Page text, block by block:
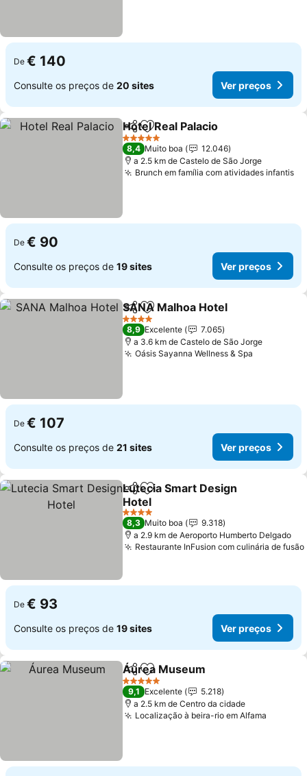
De € 140
Consulte os preços de 20 sites Ver preços
PartilharAdicionar aos favoritos
Hotel Real Palacio
5 Estrelas
8,4 Muito boa
12.046
a 2.5 km de Castelo de São Jorge
Brunch em família com atividades infantis
De € 90
Consulte os preços de 19 sites Ver preços
PartilharAdicionar aos favoritos
SANA Malhoa Hotel
4 Estrelas
8,9 Excelente
7.065
a 3.6 km de Castelo de São Jorge
Oásis Sayanna Wellness & Spa
De € 107
Consulte os preços de 21 sites Ver preços
PartilharAdicionar aos favoritos
Lutecia Smart Design
Hotel
4 Estrelas
8,3 Muito boa
9.318
a 2.9 km de Aeroporto Humberto Delgado
Restaurante InFusion com culinária de fusão
De € 93
Consulte os preços de 19 sites Ver preços
PartilharAdicionar aos favoritos
Áurea Museum
5 Estrelas
9,1 Excelente
5.218
a 2.5 km de Centro da cidade
Localização à beira-rio em Alfama